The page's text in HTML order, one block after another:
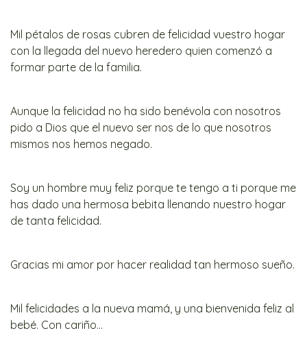
Mil pétalos de rosas cubren de felicidad vuestro hogar
con la llegada del nuevo heredero quien comenzó a
formar parte de la familia.
Aunque la felicidad no ha sido benévola con nosotros
pido a Dios que el nuevo ser nos de lo que nosotros
mismos nos hemos negado.
Soy un hombre muy feliz porque te tengo a ti porque me
has dado una hermosa bebita llenando nuestro hogar
de tanta felicidad.
Gracias mi amor por hacer realidad tan hermoso sueño.
Mil felicidades a la nueva mamá, y una bienvenida feliz al
bebé. Con cariño...